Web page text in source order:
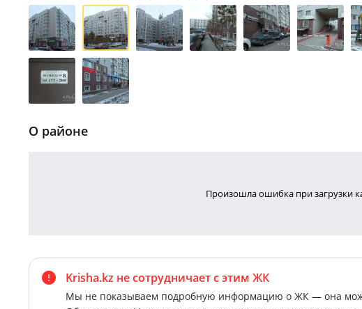
О районе
Произошла ошибка при загрузки
Krisha.kz не сотрудничаетс этим ЖК
Мы не показываем подробную информацию о ЖК — она